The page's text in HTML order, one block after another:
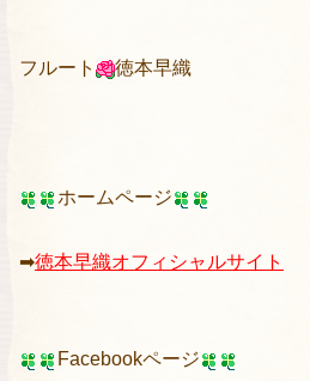
フルート 徳本早織
ホームページ
➡︎徳本早織オフィシャルサイト
Facebookページ